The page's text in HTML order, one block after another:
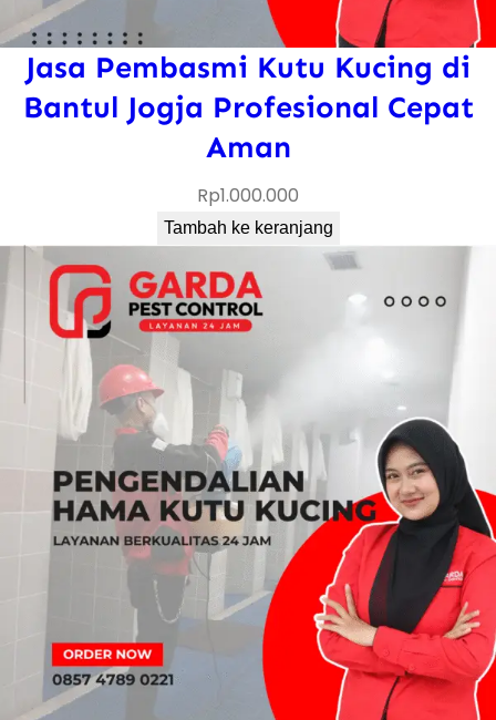
Jasa Pembasmi Kutu Kucing di
Bantul Jogja Profesional Cepat
Aman
Rp1.000.000
Tambah ke keranjang